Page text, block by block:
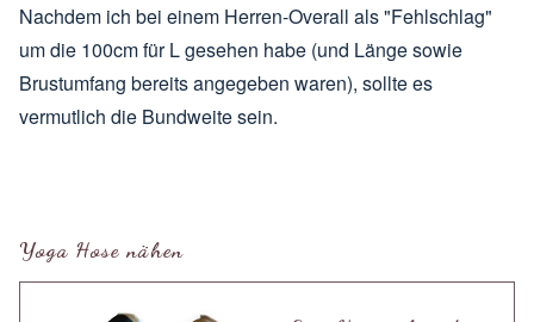
Nachdem ich bei einem Herren-Overall als "Fehlschlag"
um die 100cm für L gesehen habe (und Länge sowie
Brustumfang bereits angegeben waren), sollte es
vermutlich die Bundweite sein.
Yoga Hose nähen